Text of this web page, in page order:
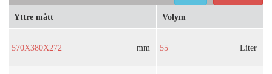
Yttre mått
570X380X272 mm
Volym
55 Liter